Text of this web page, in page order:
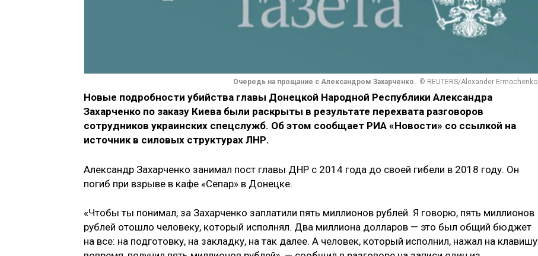
Очередь на прощание с Александром Захарченко. © REUTERS/Alexander Ermochenko
Новые подробности убийства главы Донецкой Народной Республики Александра
Захарченко по заказу Киева были раскрыты в результате перехвата разговоров
сотрудников украинских спецслужб. Об этом сообщает РИА «Новости» со ссылкой на
источник в силовых структурах ЛНР.
Александр Захарченко занимал пост главы ДНР с 2014 года до своей гибели в 2018 году. Он
погиб при взрыве в кафе «Сепар» в Донецке.
«Чтобы ты понимал, за Захарченко заплатили пять миллионов рублей. Я говорю, пять миллионов
рублей отошло человеку, который исполнял. Два миллиона долларов — это был общий бюджет
на все: на подготовку, на закладку, на так далее. А человек, который исполнил, нажал на клавишу